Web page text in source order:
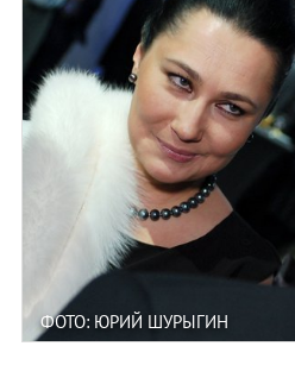
ФОТО: ЮРИЙ ШУРЫГИН